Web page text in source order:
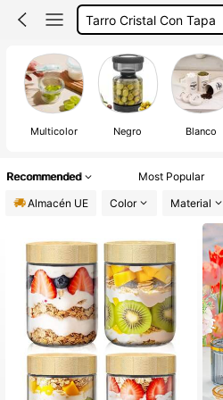
Botes De Cocina
Tarros Cristal Con Tapa
Multicolor Negro Blanco
Recommended Most Popular
Almacén UE
Color Material